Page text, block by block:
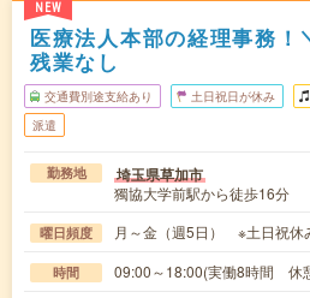
NEW
医療法人本部の経理事務！
残業なし
交通費別途支給あり 土日祝日が休み
派遣
勤務地 埼玉県草加市
獨協大学前駅から徒歩16分
曜日頻度 月～金（週5日） ※土日祝休
時間 09:00～18:00(実働8時間 休